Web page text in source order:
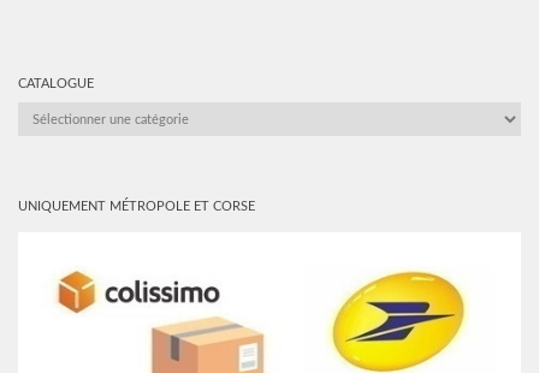
CATALOGUE
CATALOGUE
UNIQUEMENT MÉTROPOLE ET CORSE